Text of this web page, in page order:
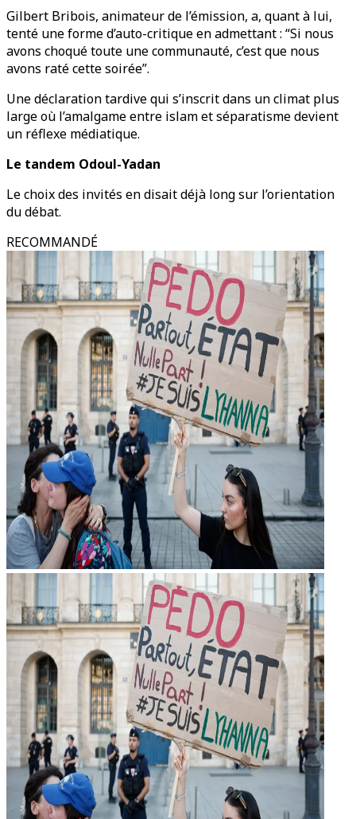
Gilbert Bribois, animateur de l’émission, a, quant à lui,
tenté une forme d’auto-critique en admettant : “Si nous
avons choqué toute une communauté, c’est que nous
avons raté cette soirée”.
Une déclaration tardive qui s’inscrit dans un climat plus
large où l’amalgame entre islam et séparatisme devient
un réflexe médiatique.
Le tandem Odoul-Yadan
Le choix des invités en disait déjà long sur l’orientation
du débat.
RECOMMANDÉ